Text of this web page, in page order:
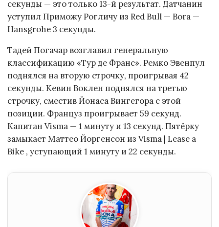
секунды — это только 13-й результат. Датчанин
уступил Приможу Рогличу из Red Bull — Bora —
Hansgrohe 3 секунды.
Тадей Погачар возглавил генеральную
классификацию «Тур де Франс». Ремко Эвенпул
поднялся на вторую строчку, проигрывая 42
секунды. Кевин Воклен поднялся на третью
строчку, сместив Йонаса Вингегора с этой
позиции. Француз проигрывает 59 секунд.
Капитан Visma — 1 минуту и 13 секунд. Пятёрку
замыкает Маттео Йоргенсон из Visma | Lease a
Bike , уступающий 1 минуту и 22 секунды.